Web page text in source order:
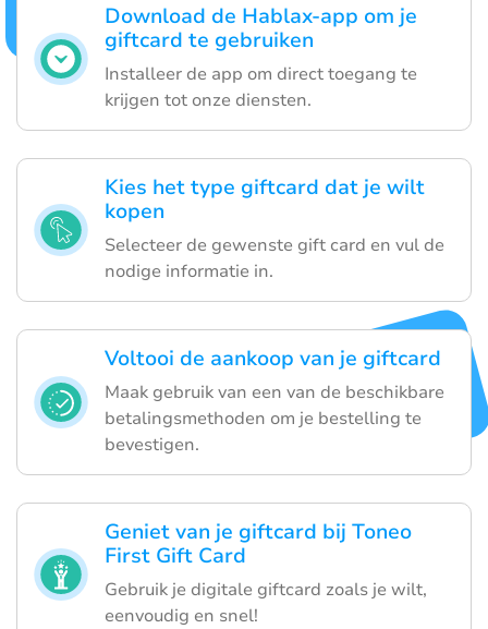
Download de Hablax-app om je
giftcard te gebruiken
Installeer de app om direct toegang te
krijgen tot onze diensten.
Kies het type giftcard dat je wilt
kopen
Selecteer de gewenste gift card en vul de
nodige informatie in.
Voltooi de aankoop van je giftcard
Maak gebruik van een van de beschikbare
betalingsmethoden om je bestelling te
bevestigen.
Geniet van je giftcard bij Toneo
First Gift Card
Gebruik je digitale giftcard zoals je wilt,
eenvoudig en snel!